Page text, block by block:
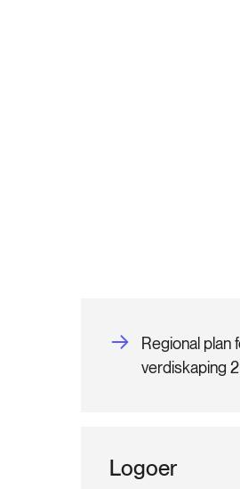
Regional plan
verdiskaping
Logoer